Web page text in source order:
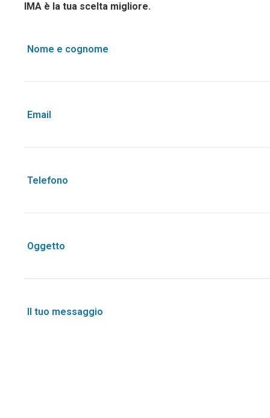
IMA è la tua scelta migliore.
Nome e cognome
Email
Telefono
Oggetto
Il tuo messaggio